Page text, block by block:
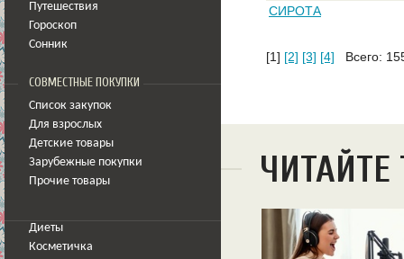
Путешествия
Гороскоп
Сонник
СОВМЕСТНЫЕ ПОКУПКИ
Список закупок
Для взрослых
Детские товары
Зарубежные покупки
Прочие товары
Диеты
Косметичка
СИРОТА
[1] [2] [3] [4] Всего: